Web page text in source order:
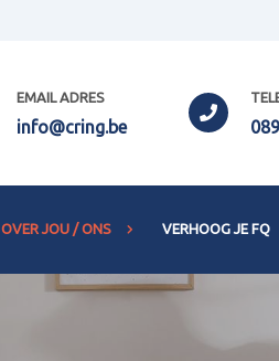
EMAIL ADRES
info@cring.be
OVER JOU / ONS VERHOOG JE FQ